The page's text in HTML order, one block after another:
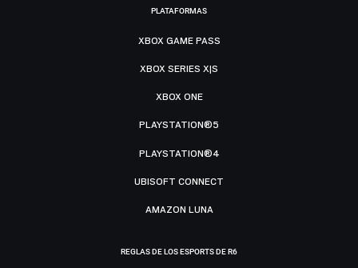
PLATAFORMAS
XBOX GAME PASS
XBOX SERIES X|S
XBOX ONE
PLAYSTATION®5
PLAYSTATION®4
UBISOFT CONNECT
AMAZON LUNA
REGLAS DE LOS ESPORTS DE R6